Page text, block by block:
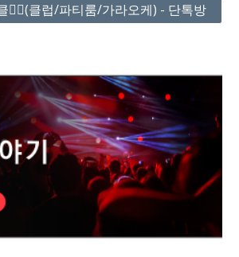
❤️‍🔥(클럽/파티룸/가라오케) - 단톡방